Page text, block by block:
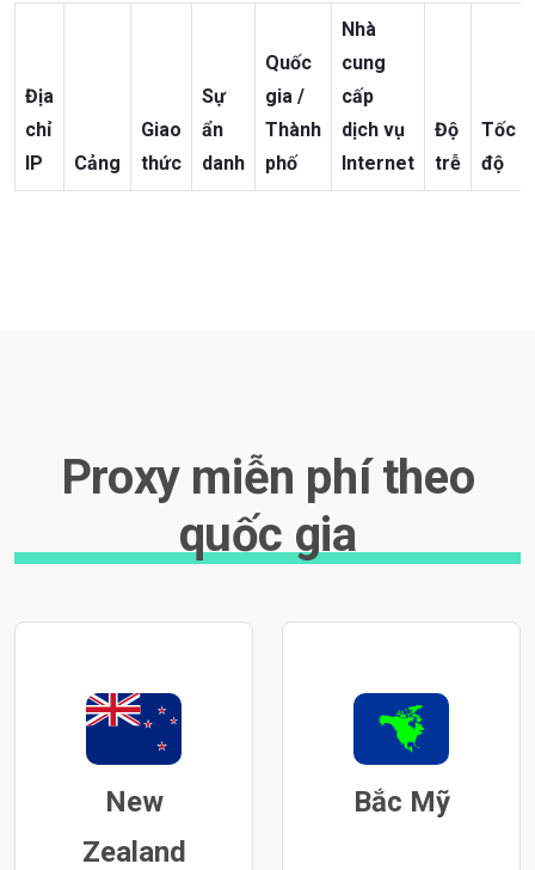
Địa
chỉ
IP
Cảng
Giao
thức
Sự
ẩn
danh
Quốc
gia /
Thành
phố
Nhà
cung
cấp
dịch vụ
Internet
Độ
trễ
Tốc
độ
Proxy miễn phí theo
quốc gia
New
Zealand
Bắc Mỹ